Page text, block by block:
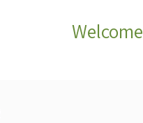
Welcome